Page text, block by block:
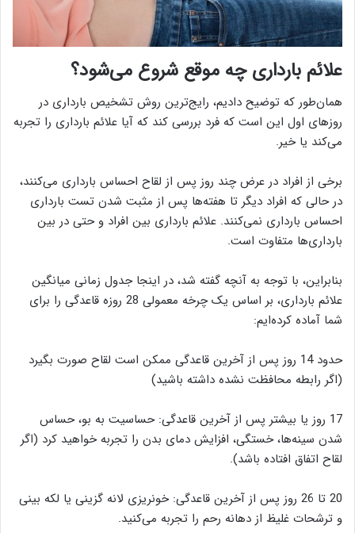
علائم بارداری چه موقع شروع می‌شود؟
همان‌طور که توضیح دادیم، رایج‌ترین روش تشخیص بارداری در
روزهای اول این است که فرد بررسی کند که آیا علائم بارداری را تجربه
می‌کند یا خیر.
برخی از افراد در عرض چند روز پس از لقاح احساس بارداری می‌کنند،
در حالی که افراد دیگر تا هفته‌ها پس از مثبت شدن تست بارداری
احساس بارداری نمی‌کنند. علائم بارداری بین افراد و حتی در بین
بارداری‌ها متفاوت است.
بنابراین، با توجه به آنچه گفته شد، در اینجا جدول زمانی میانگین
علائم بارداری، بر اساس یک چرخه معمولی 28 روزه قاعدگی را برای
شما آماده کرده‌ایم:
حدود 14 روز پس از آخرین قاعدگی ممکن است لقاح صورت بگیرد
(اگر رابطه محافظت نشده داشته باشید)
17 روز یا بیشتر پس از آخرین قاعدگی: حساسیت به بو، حساس
شدن سینه‌ها، خستگی، افزایش دمای بدن را تجربه خواهید کرد (اگر
لقاح اتفاق افتاده باشد).
20 تا 26 روز پس از آخرین قاعدگی: خونریزی لانه گزینی یا لکه بینی
و ترشحات غلیظ از دهانه رحم را تجربه می‌کنید.